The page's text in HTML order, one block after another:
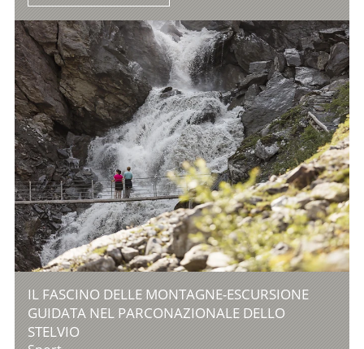
IL FASCINO DELLE MONTAGNE-ESCURSIONE
GUIDATA NEL PARCONAZIONALE DELLO
STELVIO